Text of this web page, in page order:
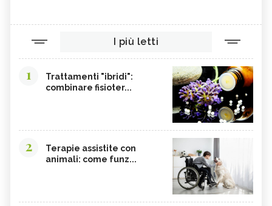
I più letti
1
Trattamenti "ibridi":
combinare fisioter...
2
Terapie assistite con
animali: come funz...